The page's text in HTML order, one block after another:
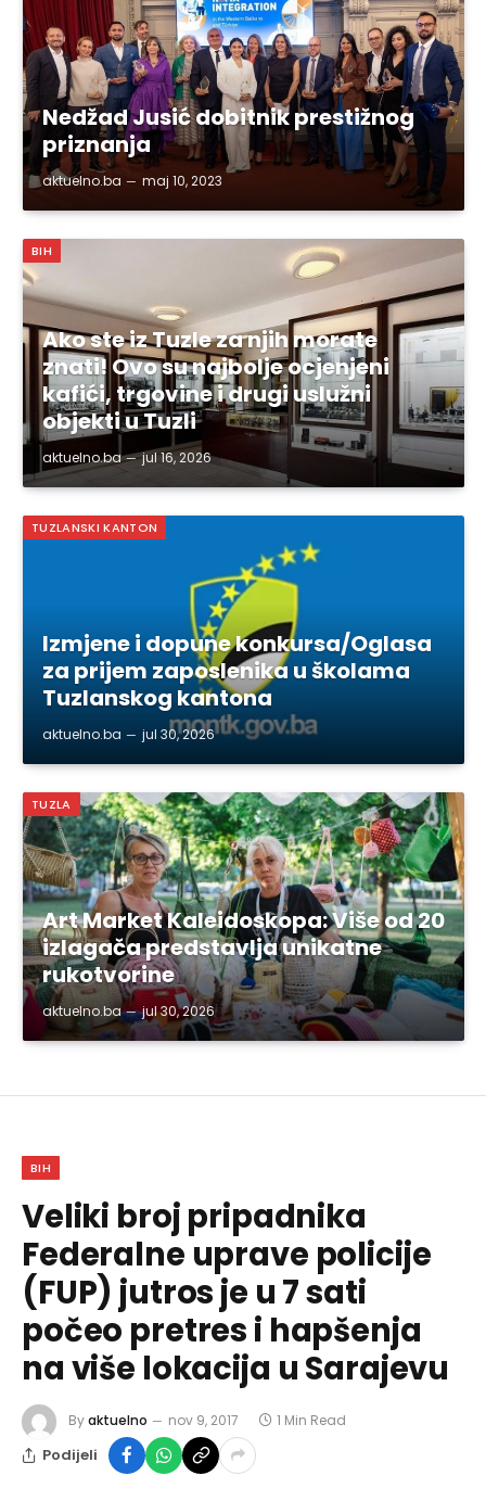
Nedžad Jusić dobitnik prestižnog
priznanja
aktuelno.ba maj 10, 2023
BIH
Ako ste iz Tuzle za njih morate
znati! Ovo su najbolje ocjenjeni
kafići, trgovine i drugi uslužni
objekti u Tuzli
aktuelno.ba jul 16, 2026
TUZLANSKI KANTON
Izmjene i dopune konkursa/Oglasa
za prijem zaposlenika u školama
Tuzlanskog kantona
aktuelno.ba jul 30, 2026
TUZLA
Art Market Kaleidoskopa: Više od 20
izlagača predstavlja unikatne
rukotvorine
aktuelno.ba jul 30, 2026
BIH
Veliki broj pripadnika
Federalne uprave policije
(FUP) jutros je u 7 sati
počeo pretres i hapšenja
na više lokacija u Sarajevu
Byaktuelno nov 9, 2017 1 Min Read
Podijeli